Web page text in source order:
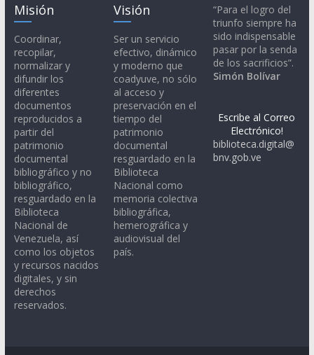
Misión
Coordinar,
recopilar,
normalizar y
difundir los
diferentes
documentos
reproducidos a
partir del
patrimonio
documental
bibliográfico y no
bibliográfico,
resguardado en la
Biblioteca
Nacional de
Venezuela, así
como los objetos
y recursos nacidos
digitales, y sin
derechos
reservados.
Visión
Ser un servicio
efectivo, dinámico
y moderno que
coadyuve, no sólo
al acceso y
preservación en el
tiempo del
patrimonio
documental
resguardado en la
Biblioteca
Nacional como
memoria colectiva
bibliográfica,
hemerográfica y
audiovisual del
país.
“Para el logro del
triunfo siempre ha
sido indispensable
pasar por la senda
de los sacrificios”.
Simón Bolívar
Escribe al Correo
Electrónico!
biblioteca.digital@
bnv.gob.ve